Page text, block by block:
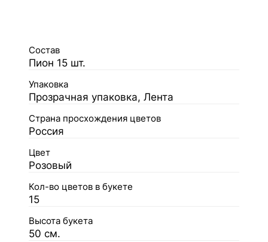
Состав
Пион 15 шт.
Упаковка
Прозрачная упаковка, Лента
Страна просхождения цветов
Россия
Цвет
Розовый
Кол-во цветов в букете
15
Высота букета
50 см.